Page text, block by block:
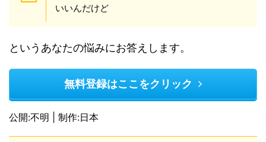
いいんだけど
というあなたの悩みにお答えします。
無料登録はここをクリック
公開:不明 | 制作:日本